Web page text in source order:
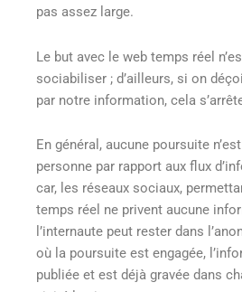
pas assez large.
Le but avec le web temps réel
sociabiliser ; d’ailleurs, si on
par notre information, cela
En général, aucune poursuite
personne par rapport aux flux
car, les réseaux sociaux,
temps réel ne privent aucune
l’internaute peut rester dans
où la poursuite est engagée,
publiée et est déjà gravée dans